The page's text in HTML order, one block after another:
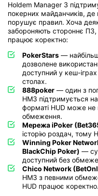
Holdem Manager 3
покерних майданчиків, де
порушує правил. Хоча
забороняють стороннє
працює коректно:
PokerStars —
дозволене
доступний у кеш-
столах.
888poker — один з
HM3 підтримується
форматі HUD може не
обмеження.
Мережа iPoker
історію роздач, тому
Winning Poker
BlackChip Poker) —
доступний без
Chico Network
HM3 з певними
HUD працює коректно.